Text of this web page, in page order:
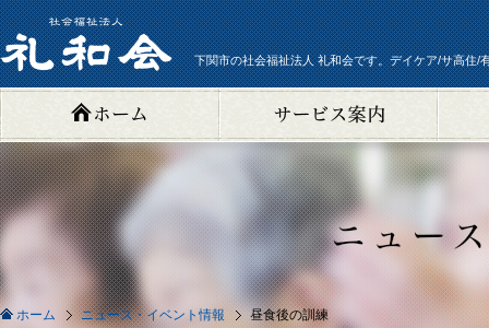
下関市の社会福祉法人 礼和会です。デイケア/サ高住/
ホーム ニュース・イベント情報 昼食後の訓練